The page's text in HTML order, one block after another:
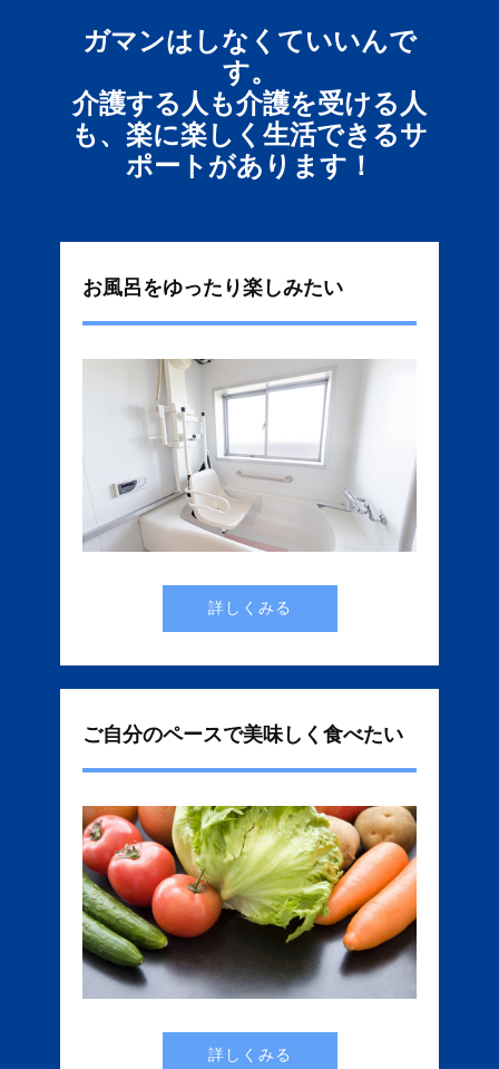
ガマンはしなくていいんで
す。
介護する人も介護を受ける人
も、楽に楽しく生活できるサ
ポートがあります！
お風呂をゆったり楽しみたい
詳しくみる
ご自分のペースで美味しく食べたい
詳しくみる